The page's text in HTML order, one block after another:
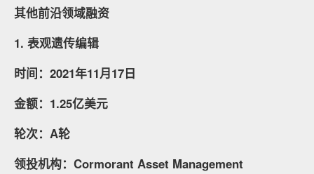
其他前沿领域融资
1. 表观遗传编辑
时间：2021年11月17日
金额：1.25亿美元
轮次：A轮
领投机构：Cormorant Asset Management